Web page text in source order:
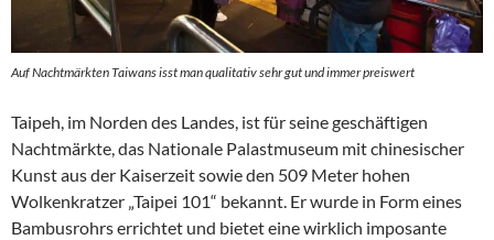
Auf Nachtmärkten Taiwans isst man qualitativ sehr gut und immer preiswert
Taipeh, im Norden des Landes, ist für seine geschäftigen
Nachtmärkte, das Nationale Palastmuseum mit chinesischer
Kunst aus der Kaiserzeit sowie den 509 Meter hohen
Wolkenkratzer „Taipei 101“ bekannt. Er wurde in Form eines
Bambusrohrs errichtet und bietet eine wirklich imposante